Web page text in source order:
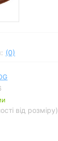
(0)
від розміру)